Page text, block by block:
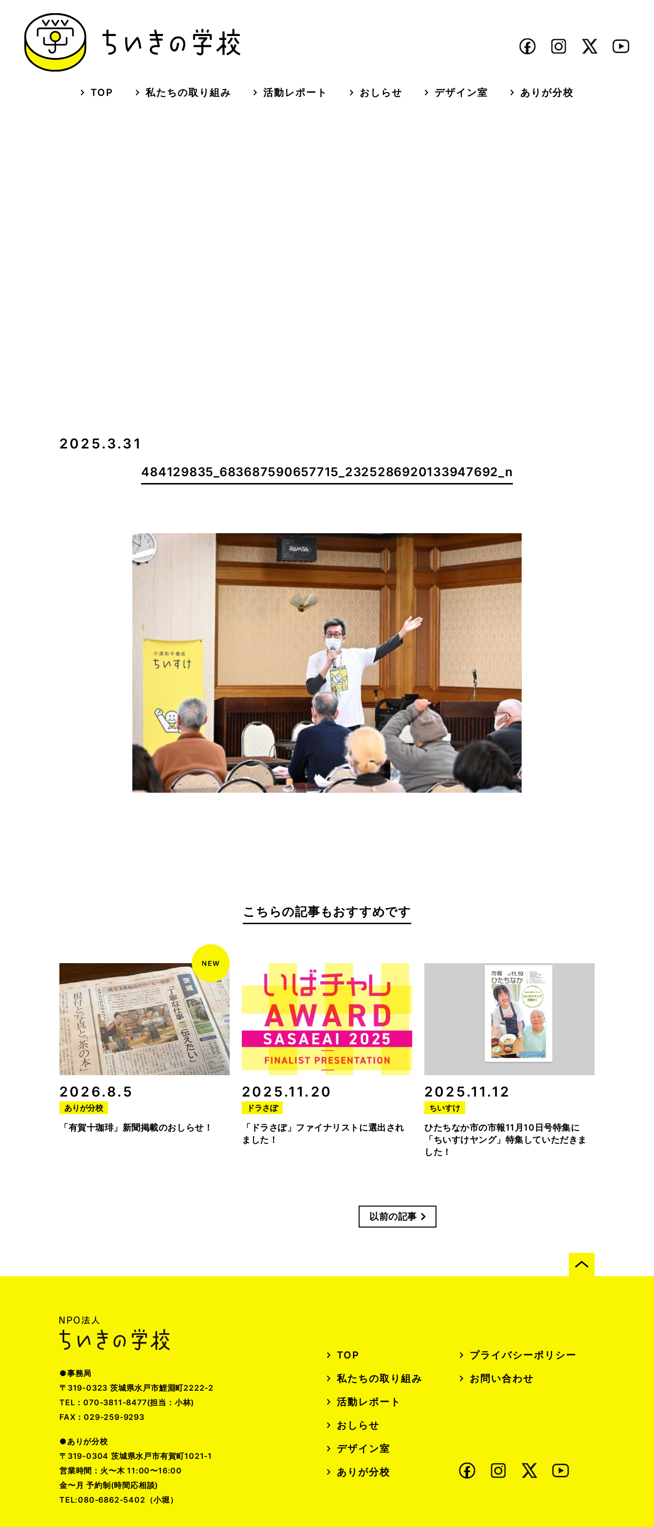
TOP 私たちの取り組み 活動レポート おしらせ デザイン室 ありが分校
2025.3.31
484129835_683687590657715_2325286920133947692_n
こちらの記事もおすすめです
2026.8.5
ありが分校
「有賀十珈琲」新聞掲載のおしらせ！
2025.11.20
ドラさぽ
「ドラさぽ」ファイナリストに選出され
ました！
2025.11.12
ちいすけ
ひたちなか市の市報11月10日号特集に
「ちいすけヤング」特集していただきま
した！
以前の記事
●事務局
〒319-0323 茨城県水戸市鯉淵町2222-2
TEL：070-3811-8477(担当：小林)
FAX：029-259-9293
●ありが分校
〒319-0304 茨城県水戸市有賀町1021-1
営業時間：火〜木 11:00〜16:00
金〜月 予約制(時間応相談)
TEL:080-6862-5402（小堀）
TOP
私たちの取り組み
活動レポート
おしらせ
デザイン室
ありが分校
プライバシーポリシー
お問い合わせ